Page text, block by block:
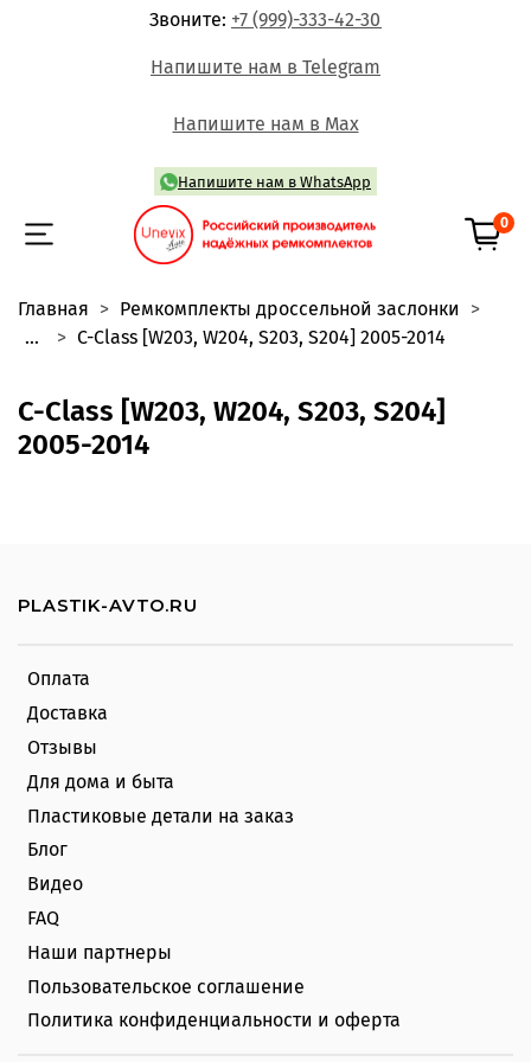
Звоните: +7 (999)-333-42-30
Напишите нам в Telegram
Напишите нам в Max
Напишите нам в WhatsApp
0
Главная
Ремкомплекты дроссельной заслонки
...
C-Class [W203, W204, S203, S204] 2005-2014
C-Class [W203, W204, S203, S204]
2005-2014
Оплата
Доставка
Отзывы
Для дома и быта
Пластиковые детали на заказ
Блог
Видео
FAQ
Наши партнеры
Пользовательское соглашение
Политика конфиденциальности и оферта
PLASTIK-AVTO.RU